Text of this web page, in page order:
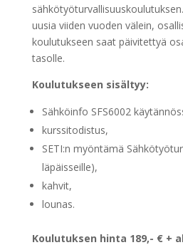
uusia viiden vuoden välein,
koulutukseen saat päivitettyä
tasolle.
Koulutukseen sisältyy:
Sähköinfo SFS6002
kurssitodistus,
SETI:n myöntämä
läpäisseille),
kahvit,
lounas.
Koulutuksen hinta 189,- € +